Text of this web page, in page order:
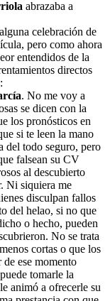
abrazaba a
celebración de
pero como ahora
entendidos de la
directos
. No me voy a
se dicen con la
los pronósticos en
si te leen la mano
del todo seguro, pero
falsean su CV
al descubierto
Ni siquiera me
disculpan fallos
del helao, si no que
o hecho, pueden
No se trata
cortas o que los
ese momento
tomarle la
animó a ofrecerle su